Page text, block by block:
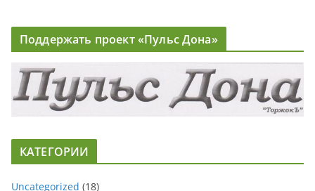
Поддержать проект «Пульс Дона»
КАТЕГОРИИ
Uncategorized (18)